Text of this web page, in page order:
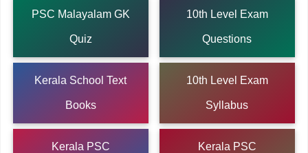
PSC Malayalam GK
Quiz
10th Level Exam
Questions
Kerala School Text
Books
10th Level Exam
Syllabus
Kerala PSC Kerala PSC